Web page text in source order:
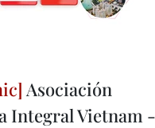
Asociación
Integral Vietnam -